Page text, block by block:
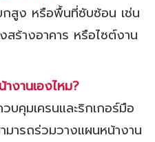
กสูง หรือพื้นที่ซับซ้อน เช่น
ร้างอาคาร หรือไซต์งาน
งานเองไหม?
บคุมเครนและริกเกอร์มือ
ารถร่วมวางแผนหน้างาน